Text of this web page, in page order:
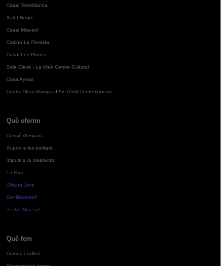
Casal Torreblanca
Xalet Negre
Casal Mira-sol
Casino La Floresta
Casal Les Planes
Sala Clavé - La Unió Centre Cultural
Casa Aymat
Centre Grau-Garriga d'Art Tèxtil Contemporani
Què oferim
Cessió d'espais
Suport a les entitats
Impuls a la creativitat
La Pua
Oficina Jove
Bar Bocamoll
Teatre Mira-sol
Què fem
Cursos i Tallers